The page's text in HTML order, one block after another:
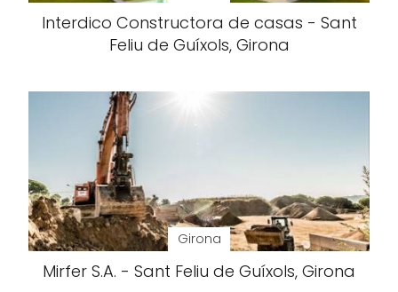
Interdico Constructora de casas - Sant
Feliu de Guíxols, Girona
Girona
Mirfer S.A. - Sant Feliu de Guíxols, Girona